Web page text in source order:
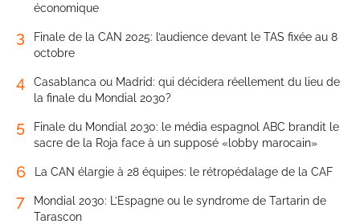
économique
3
Finale de la CAN 2025: l’audience devant le TAS fixée au 8
octobre
4
Casablanca ou Madrid: qui décidera réellement du lieu de
la finale du Mondial 2030?
5
Finale du Mondial 2030: le média espagnol ABC brandit le
sacre de la Roja face à un supposé «lobby marocain»
6 La CAN élargie à 28 équipes: le rétropédalage de la CAF
7
Mondial 2030: L’Espagne ou le syndrome de Tartarin de
Tarascon